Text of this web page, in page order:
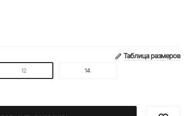
Таблица размеров
12 14